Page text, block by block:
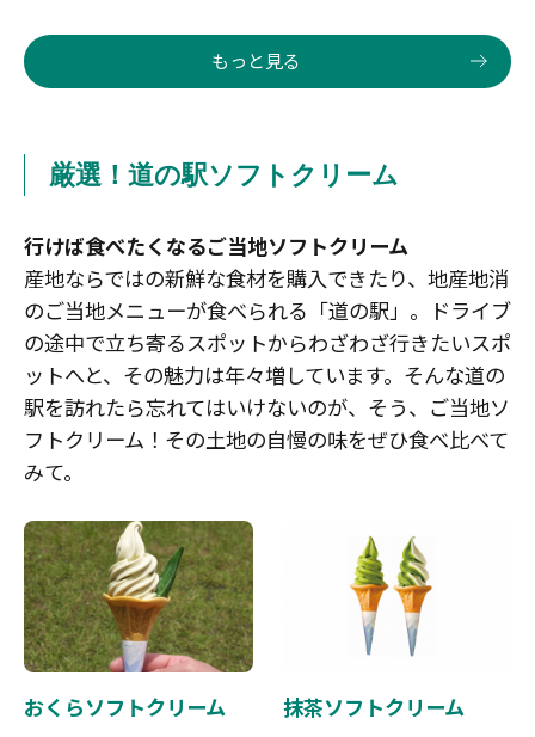
もっと見る
厳選！道の駅ソフトクリーム
行けば食べたくなるご当地ソフトクリーム
産地ならではの新鮮な食材を購入できたり、地産地消
のご当地メニューが食べられる「道の駅」。ドライブ
の途中で立ち寄るスポットからわざわざ行きたいスポ
ットへと、その魅力は年々増しています。そんな道の
駅を訪れたら忘れてはいけないのが、そう、ご当地ソ
フトクリーム！その土地の自慢の味をぜひ食べ比べて
みて。
おくらソフトクリーム
抹茶ソフトクリーム